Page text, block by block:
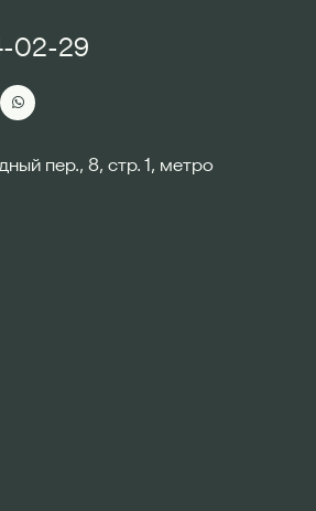
02-29
пер., 8, стр. 1, метро